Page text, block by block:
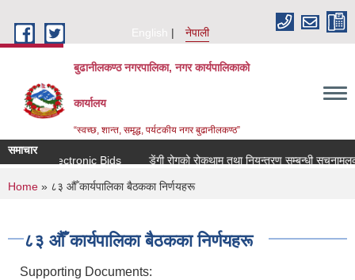
English
नेपाली
बुढानीलकण्ठ नगरपालिका, नगर कार्यपालिकाको
कार्यालय
“स्वच्छ, शान्त, समृद्ध, पर्यटकीय नगर बुढानीलकण्ठ”
समाचार
for Electronic Bids
डेंगी रोगको रोकथाम तथा नियन्त्रण सम्बन्धी सूचनामूलक
You are here
Home » ८३ औँ कार्यपालिका बैठकका निर्णयहरू
८३ औँ कार्यपालिका बैठकका निर्णयहरू
Supporting Documents: